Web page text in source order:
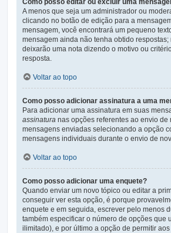
A menos que seja um administrador ou
clicando no botão de edição para a
mensagem, você encontrará um pequeno
mensagem ainda não tenha obtido
deixarão uma nota dizendo o motivo ou
resposta.
Voltar ao topo
Como posso adicionar assinatura a uma
Para adicionar uma assinatura em suas
assinatura nas opções referentes ao envio
mensagens enviadas selecionando a opção
mensagens individuais durante o envio de
Voltar ao topo
Como posso adicionar uma enquete?
Quando enviar um novo tópico ou editar a
conseguir ver esta opção, é porque
enquete e em seguida, escrever pelo menos
também especificar o número de opções que
ilimitado), e por último a opção de permitir